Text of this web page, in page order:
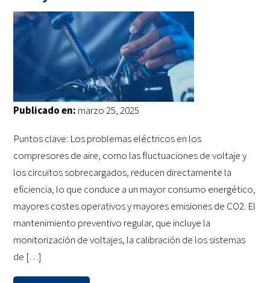
Publicado en: marzo 25, 2025
Puntos clave: Los problemas eléctricos en los
compresores de aire, como las fluctuaciones de voltaje y
los circuitos sobrecargados, reducen directamente la
eficiencia, lo que conduce a un mayor consumo energético,
mayores costes operativos y mayores emisiones de CO2. El
mantenimiento preventivo regular, que incluye la
monitorización de voltajes, la calibración de los sistemas
de […]